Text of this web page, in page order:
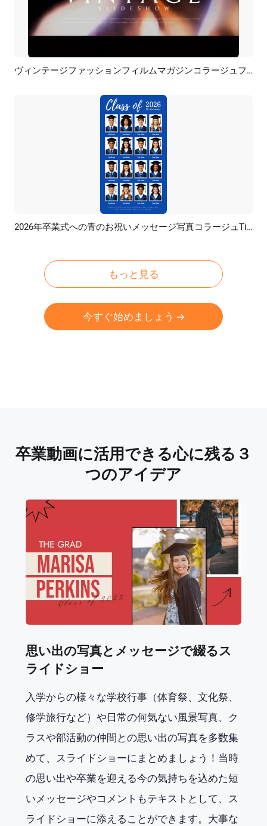
プレビュー AI再生成 ヴィンテージファッションフィルムマガジンコラージュファミリーラブストーリーウェディング誕生日卒業スライドショー
プレビュー AI再生成 2026年卒業式への青のお祝いメッセージ写真コラージュTikTokインスタグラムリール
もっと見る
今すぐ始めましょう
卒業動画に活用できる心に残る３
つのアイデア
思い出の写真とメッセージで綴るス
ライドショー
入学からの様々な学校行事（体育祭、文化祭、
修学旅行など）や日常の何気ない風景写真、ク
ラスや部活動の仲間との思い出の写真を多数集
めて、スライドショーにまとめましょう！当時
の思い出や卒業を迎える今の気持ちを込めた短
いメッセージやコメントもテキストとして、ス
ライドショーに添えることができます。大事な